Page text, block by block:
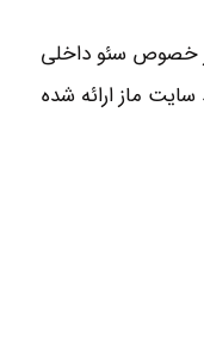
خصوص سئو داخلی
ماز ارائه شده